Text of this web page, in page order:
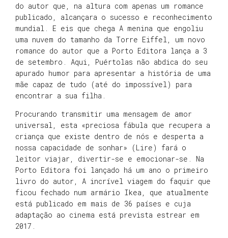
do autor que, na altura com apenas um romance
publicado, alcançara o sucesso e reconhecimento
mundial. E eis que chega A menina que engoliu
uma nuvem do tamanho da Torre Eiffel, um novo
romance do autor que a Porto Editora lança a 3
de setembro. Aqui, Puértolas não abdica do seu
apurado humor para apresentar a história de uma
mãe capaz de tudo (até do impossível) para
encontrar a sua filha.
Procurando transmitir uma mensagem de amor
universal, esta «preciosa fábula que recupera a
criança que existe dentro de nós e desperta a
nossa capacidade de sonhar» (Lire) fará o
leitor viajar, divertir-se e emocionar-se. Na
Porto Editora foi lançado há um ano o primeiro
livro do autor, A incrível viagem do faquir que
ficou fechado num armário Ikea, que atualmente
está publicado em mais de 36 países e cuja
adaptação ao cinema está prevista estrear em
2017.